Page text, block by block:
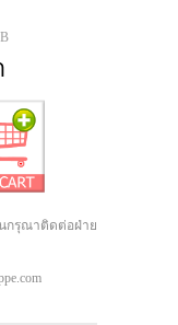
กรุณาติดต่อฝ่าย